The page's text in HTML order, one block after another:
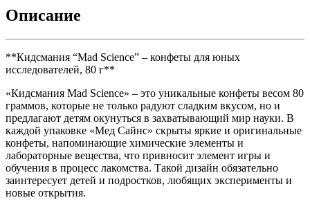
Описание
**Кидсмания “Mad Science” – конфеты для юных
исследователей, 80 г**
«Кидсмания Mad Science» – это уникальные конфеты весом 80
граммов, которые не только радуют сладким вкусом, но и
предлагают детям окунуться в захватывающий мир науки. В
каждой упаковке «Мед Сайнс» скрыты яркие и оригинальные
конфеты, напоминающие химические элементы и
лабораторные вещества, что привносит элемент игры и
обучения в процесс лакомства. Такой дизайн обязательно
заинтересует детей и подростков, любящих эксперименты и
новые открытия.